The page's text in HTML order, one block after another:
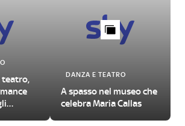
teatro,
DANZA E TEATRO
A spasso nel museo che
celebra Maria Callas